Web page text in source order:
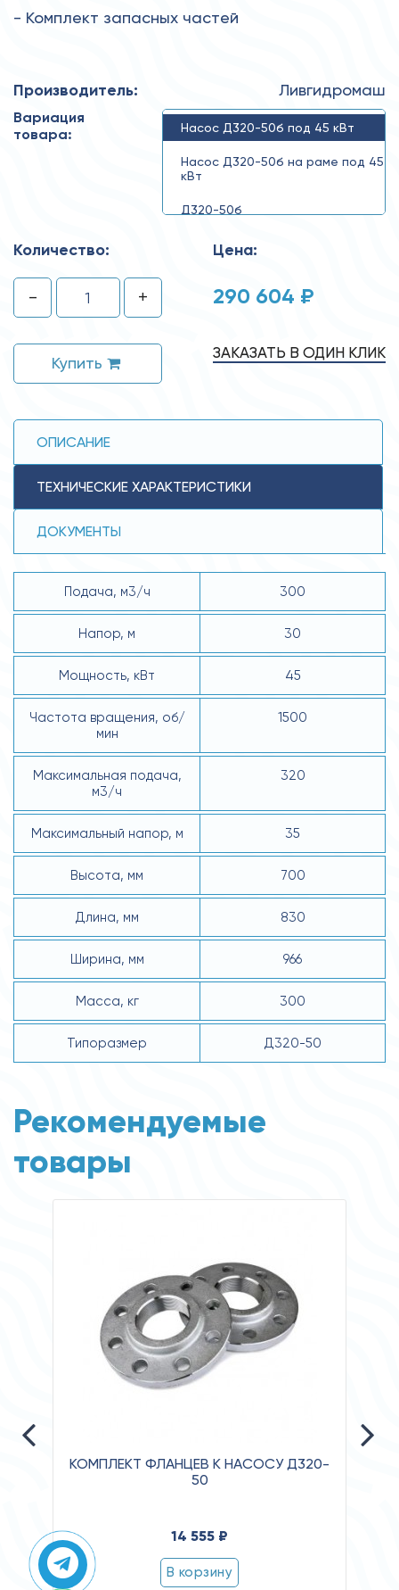
- Комплект запасных частей
Производитель: Ливгидромаш
Вариация
товара:
Насос Д320-50б под 45 кВт
Насос Д320-50б на раме под 45
кВт
Д320-50б
Количество:
- +
Купить
Цена:
290 604 ₽
ЗАКАЗАТЬ В ОДИН КЛИК
ОПИСАНИЕ
ТЕХНИЧЕСКИЕ ХАРАКТЕРИСТИКИ
ДОКУМЕНТЫ
Подача, м3/ч 300
Напор, м 30
Мощность, кВт 45
Частота вращения, об/
мин
1500
Максимальная подача,
м3/ч
320
Максимальный напор, м 35
Высота, мм 700
Длина, мм 830
Ширина, мм 966
Масса, кг 300
Типоразмер Д320-50
Рекомендуемые
товары
КОМПЛЕКТ ФЛАНЦЕВ К НАСОСУ Д320-
50
14 555 ₽
В корзину